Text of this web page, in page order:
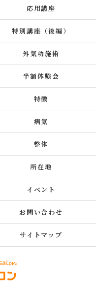
応用講座
特別講座（後編）
外気功施術
半額体験会
特徴
病気
整体
所在地
イベント
お問い合わせ
サイトマップ